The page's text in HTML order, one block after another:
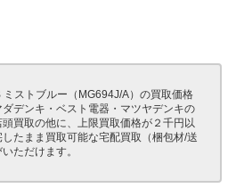
ストブルー（MG694J/A）の買取価格
デンキ・ベスト電器・マツヤデンキの
買取の他に、上限買取価格が２千円以
たまま買取可能な宅配買取（梱包材/送
ただけます。